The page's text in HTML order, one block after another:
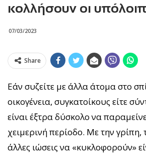
κολλήσουν οι
07/03/2023
Share
Εάν συζείτε με άλλα άτομα στο
οικογένεια, συγκατοίκους είτε
είναι έξτρα δύσκολο να
χειμερινή περίοδο. Με την γρίπη,
άλλες ιώσεις να «κυκλοφορούν»